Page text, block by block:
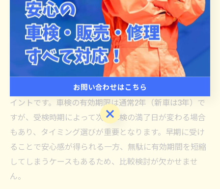
締切間近の車検で失敗しないタイミン
グ選び
車検はいつ受けるのが得か徹底比較
車検をいつ受けるのが最も得なのか、多くの方が悩むポ
イントです。車検の有効期限は通常2年（新車は3年）で
すが、受検時期によって次回車検の満了日が変わる場合
もあり、タイミング選びが重要となります。早期に受け
ることで安心感が得られる一方、無駄に有効期間を短縮
してしまうケースもあるため、比較検討が欠かせませ
ん。
お問い合わせはこちら
お問い合わせはこちら